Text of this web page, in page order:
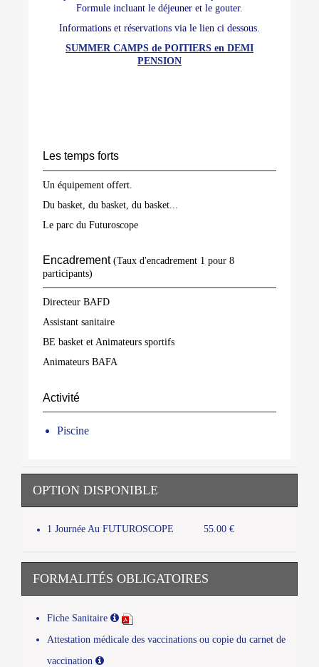
Formule incluant le déjeuner et le gouter.
Informations et réservations via le lien ci dessous.
SUMMER CAMPS de POITIERS en DEMI
PENSION
Les temps forts
Un équipement offert.
Du basket, du basket, du basket...
Le parc du Futuroscope
Encadrement (Taux d'encadrement 1 pour 8
participants)
Directeur BAFD
Assistant sanitaire
BE basket et Animateurs sportifs
Animateurs BAFA
Activité
Piscine
OPTION DISPONIBLE
1 Journée Au FUTUROSCOPE 55.00 €
FORMALITÉS OBLIGATOIRES
Fiche Sanitaire
Attestation médicale des vaccinations ou copie du carnet de
vaccination